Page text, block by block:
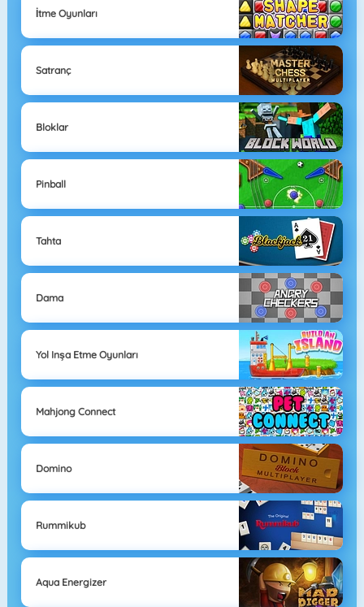
İtme Oyunları
Satranç
Bloklar
Pinball
Tahta
Dama
Yol Inşa Etme Oyunları
Mahjong Connect
Domino
Rummikub
Aqua Energizer